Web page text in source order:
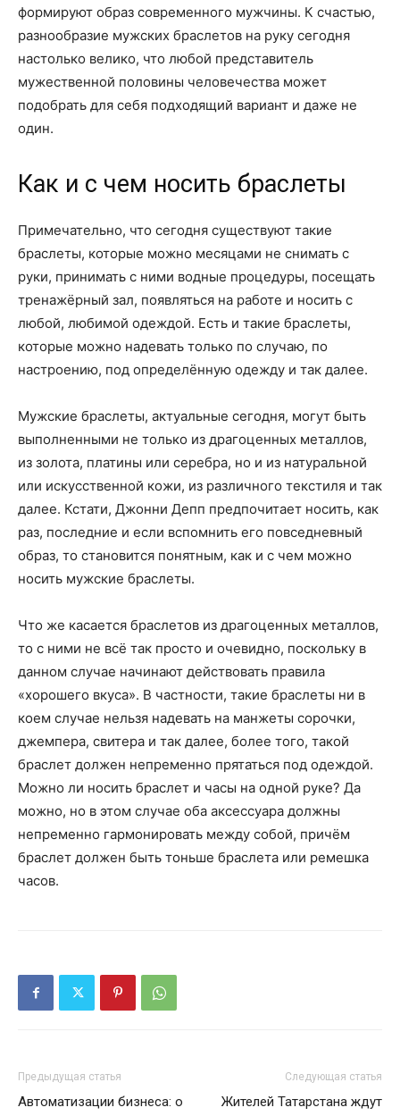
формируют образ современного мужчины. К счастью,
разнообразие мужских браслетов на руку сегодня
настолько велико, что любой представитель
мужественной половины человечества может
подобрать для себя подходящий вариант и даже не
один.
Как и с чем носить браслеты
Примечательно, что сегодня существуют такие
браслеты, которые можно месяцами не снимать с
руки, принимать с ними водные процедуры, посещать
тренажёрный зал, появляться на работе и носить с
любой, любимой одеждой. Есть и такие браслеты,
которые можно надевать только по случаю, по
настроению, под определённую одежду и так далее.
Мужские браслеты, актуальные сегодня, могут быть
выполненными не только из драгоценных металлов,
из золота, платины или серебра, но и из натуральной
или искусственной кожи, из различного текстиля и так
далее. Кстати, Джонни Депп предпочитает носить, как
раз, последние и если вспомнить его повседневный
образ, то становится понятным, как и с чем можно
носить мужские браслеты.
Что же касается браслетов из драгоценных металлов,
то с ними не всё так просто и очевидно, поскольку в
данном случае начинают действовать правила
«хорошего вкуса». В частности, такие браслеты ни в
коем случае нельзя надевать на манжеты сорочки,
джемпера, свитера и так далее, более того, такой
браслет должен непременно прятаться под одеждой.
Можно ли носить браслет и часы на одной руке? Да
можно, но в этом случае оба аксессуара должны
непременно гармонировать между собой, причём
браслет должен быть тоньше браслета или ремешка
часов.
Предыдущая статья
Автоматизации бизнеса: о
Следующая статья
Жителей Татарстана ждут